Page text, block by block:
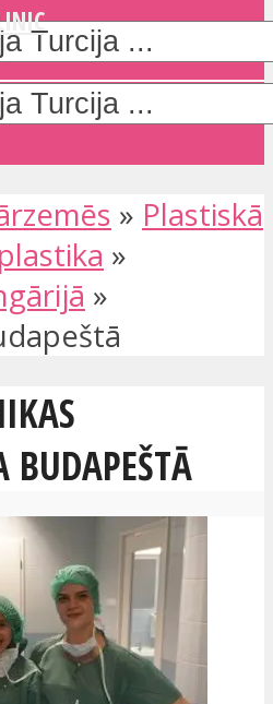
» Plastiskā
»
»
BUDAPEŠTĀ